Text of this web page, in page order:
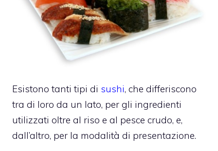
Esistono tanti tipi di sushi, che differiscono
tra di loro da un lato, per gli ingredienti
utilizzati oltre al riso e al pesce crudo, e,
dall’altro, per la modalità di presentazione.